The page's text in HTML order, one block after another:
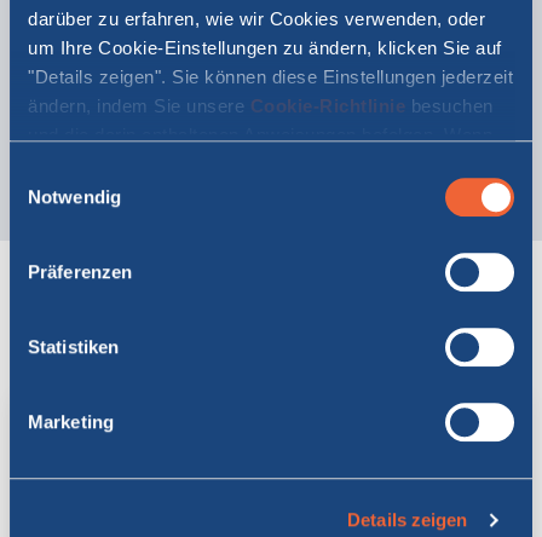
darüber zu erfahren, wie wir Cookies verwenden, oder
um Ihre Cookie-Einstellungen zu ändern, klicken Sie auf
"Details zeigen". Sie können diese Einstellungen jederzeit
ändern, indem Sie unsere Cookie-Richtlinie besuchen
erklären Sie sich damit einverstanden, dass Cookies auf
Notwendig
Präferenzen
Statistiken
Marketing
Details zeigen
ZERTIFIZIERTES
SCHIFF
SMS
ZERTIFIZIERTES
SCHIFF
ISPS
Geniessen Sie unsere Service-Angebote an Bord